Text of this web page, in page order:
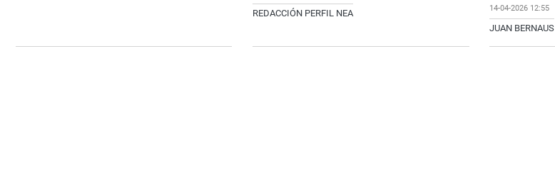
REDACCIÓN PERFIL NEA 14-04-2026 12:55
JUAN BERNAUS